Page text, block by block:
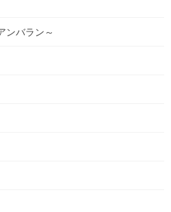
ンバラン～